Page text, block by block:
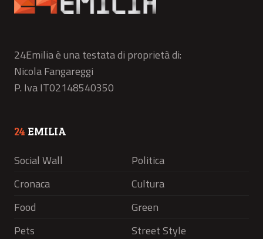
24Emilia è una testata di proprietà di:
Nicola Fangareggi
P. Iva IT02148540350
24 EMILIA
Social Wall
Politica
Cronaca
Cultura
Food
Green
Pets
Street Style